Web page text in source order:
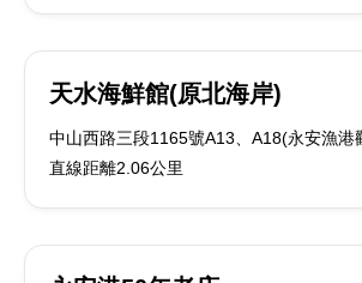
天水海鮮館(原北海岸)
中山西路三段1165號A13、A18(永安漁港
直線距離2.06公里